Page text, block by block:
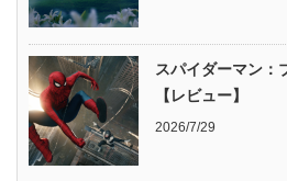
スパイダーマン：
【レビュー】
2026/7/29